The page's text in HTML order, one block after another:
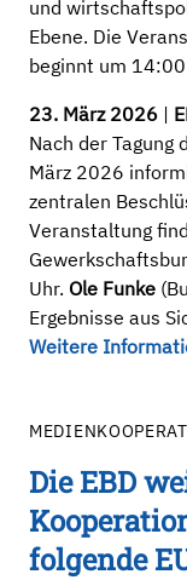
und
Ebene. Die
beginnt um 14:00
23. März 2026 |
Nach der Tagung
März 2026
zentralen
Veranstaltung
Uhr. Ole Funke
Ergebnisse aus
Weitere
Die EBD
folgende